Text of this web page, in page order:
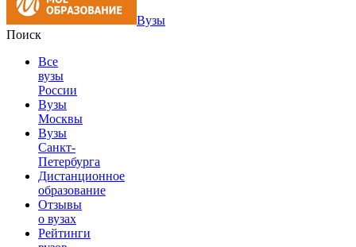
Вузы
Поиск
Все
вузы
России
Вузы
Москвы
Вузы
Санкт-
Петербурга
Дистанционное
образование
Отзывы
о вузах
Рейтинги